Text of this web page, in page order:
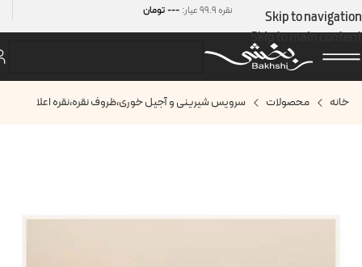
Skip to navigation
Skip to main content
نقره 99.9 عیار: ---تومان
خانه محصولات سرویس شیرینی و آجیل خوری،ظروف نقره،نقره اعلا